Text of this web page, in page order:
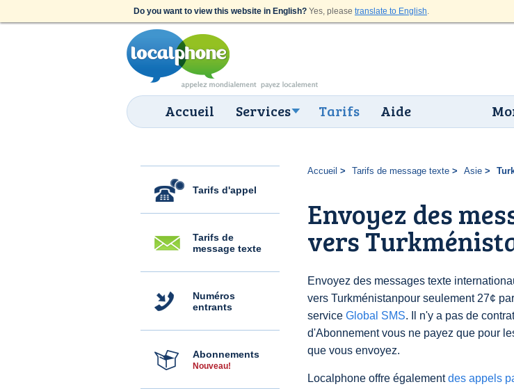
Do you want to view this website in English? Yes, please translate to English.
Accueil Services Tarifs Aide
Tarifs d'appel
Tarifs de
message texte
Numéros
entrants
Abonnements
Nouveau!
Accueil Tarifs de message texte Asie
Envoyez des
vers
Envoyez des messages texte
vers Turkménistanpour seulement 27¢
service Global SMS. Il n'y a pas de
d'Abonnement vous ne payez que pour
que vous envoyez.
Localphone offre égalementdes appels